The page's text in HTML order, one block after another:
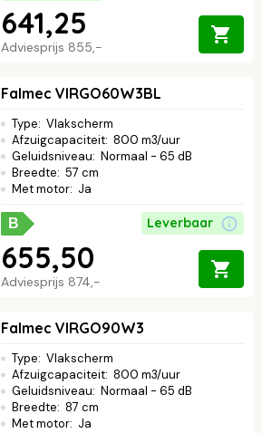
Adviesprijs 855,-
641,25
Falmec VIRGO60W3BL
Type: Vlakscherm
Afzuigcapaciteit: 800 m3/uur
Geluidsniveau: Normaal - 65 dB
Breedte: 57 cm
Met motor: Ja
B Leverbaar
Adviesprijs 874,-
655,50
Falmec VIRGO90W3
Type: Vlakscherm
Afzuigcapaciteit: 800 m3/uur
Geluidsniveau: Normaal - 65 dB
Breedte: 87 cm
Met motor: Ja